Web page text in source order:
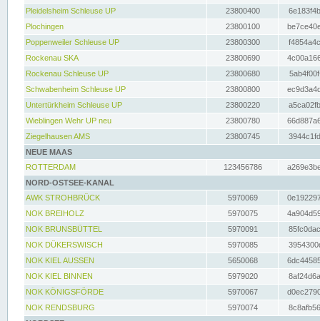
Pleidelsheim Schleuse UP
23800400
Plochingen
23800100
Poppenweiler Schleuse UP
23800300
Rockenau SKA
23800690
Rockenau Schleuse UP
23800680
Schwabenheim Schleuse UP
23800800
Untertürkheim Schleuse UP
23800220
Wieblingen Wehr UP neu
23800780
Ziegelhausen AMS
23800745
NEUE MAAS
ROTTERDAM
123456786
NORD-OSTSEE-KANAL
AWK STROHBRÜCK
5970069
NOK BREIHOLZ
5970075
NOK BRUNSBÜTTEL
5970091
NOK DÜKERSWISCH
5970085
NOK KIEL AUSSEN
5650068
NOK KIEL BINNEN
5979020
NOK KÖNIGSFÖRDE
5970067
NOK RENDSBURG
5970074